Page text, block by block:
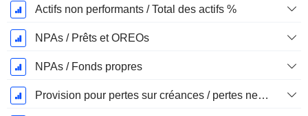
Actifs non performants / Total des actifs %
NPAs / Prêts et OREOs
NPAs / Fonds propres
Provision pour pertes sur créances / pertes nettes %